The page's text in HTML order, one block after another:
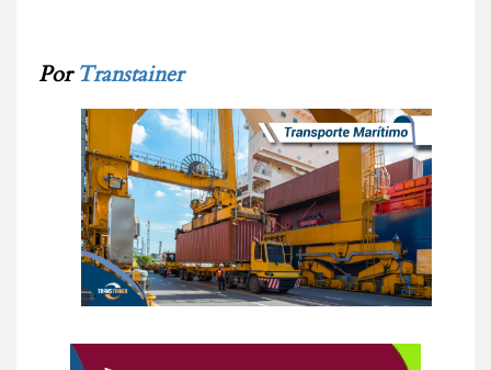
PorTranstainer